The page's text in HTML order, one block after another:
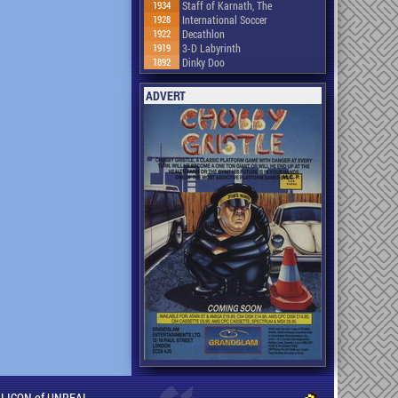
1934 Staff of Karnath, The
1928 International Soccer
1922 Decathlon
1919 3-D Labyrinth
1892 Dinky Doo
ADVERT